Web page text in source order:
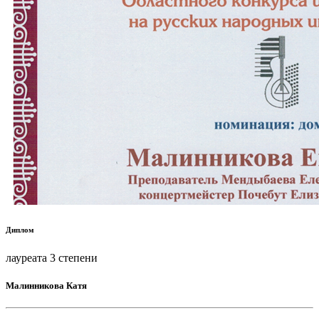
Диплом
лауреата 3 степени
Малинникова Катя